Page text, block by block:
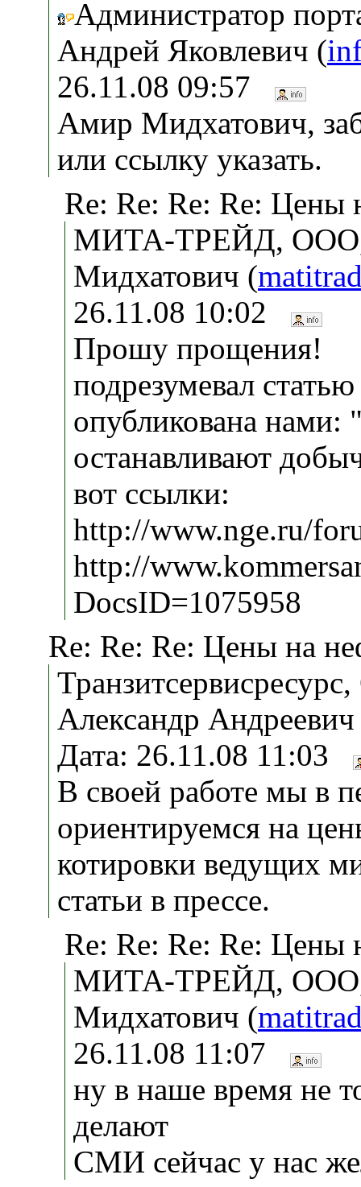
Администратор
Андрей Яковлевич (
26.11.08 09:57
Амир Мидхатович,
или ссылку указать.
Re: Re: Re: Re: Цены
МИТА-ТРЕЙД, ООО,
Мидхатович (
26.11.08 10:02
Прошу прощения!
подрезумевал
опубликована
останавливают
вот ссылки:
http://www.nge.ru/
http://
DocsID=1075958
Re: Re: Re: Цены на
Александр
Дата: 26.11.08 11:03
В своей работе мы в
ориентируемся на
котировки ведущих
статьи в прессе.
Re: Re: Re: Re: Цены
МИТА-ТРЕЙД, ООО,
Мидхатович (
26.11.08 11:07
ну в наше время не
делают
СМИ сейчас у нас